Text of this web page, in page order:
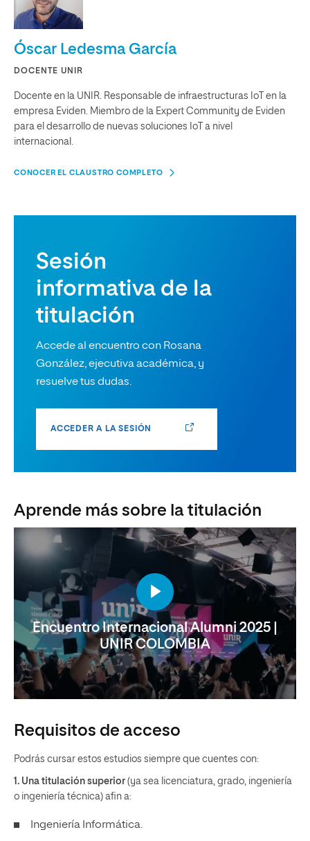
Óscar Ledesma García
DOCENTE UNIR
Docente en la UNIR. Responsable de infraestructuras IoT en la
empresa Eviden. Miembro de la Expert Community de Eviden
para el desarrollo de nuevas soluciones IoT a nivel
internacional.
CONOCER EL CLAUSTRO COMPLETO
Sesión
informativa de la
titulación
Accede al encuentro con Rosana
González, ejecutiva académica, y
resuelve tus dudas.
ACCEDER A LA SESIÓN
Aprende más sobre la titulación
Encuentro Internacional Alumni 2025 |
UNIR COLOMBIA
Requisitos de acceso
Podrás cursar estos estudios siempre que cuentes con:
1. Una titulación superior (ya sea licenciatura, grado, ingeniería
o ingeniería técnica) afin a:
Ingeniería Informática.